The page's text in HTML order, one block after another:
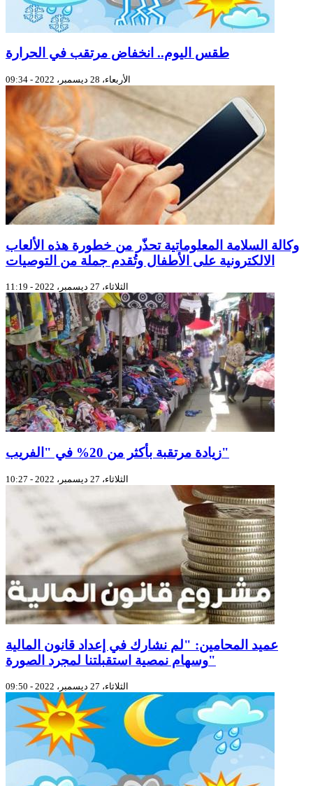
طقس اليوم.. انخفاض مرتقب في الحرارة
الأربعاء، 28 ديسمبر، 2022 - 09:34
وكالة السلامة المعلوماتية تحذّر من خطورة هذه الألعاب
الالكترونية على الأطفال وتُقدم جملة من التوصيات
الثلاثاء، 27 ديسمبر، 2022 - 11:19
زيادة مرتقبة بأكثر من 20% في "الفريب"
الثلاثاء، 27 ديسمبر، 2022 - 10:27
عميد المحامين: "لم نشارك في إعداد قانون المالية
وسهام نمصية استقبلتنا لمجرد الصورة"
الثلاثاء، 27 ديسمبر، 2022 - 09:50